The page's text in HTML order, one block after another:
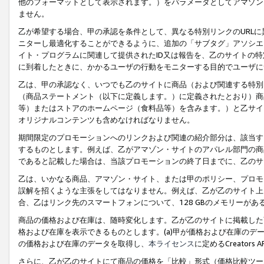
ません。
乙が希望する場合、甲の承認を条件として、異なる特別リンクのURL
ニターし最適化することができるように、追加の「サブタグ」アソシ
イト・プログラムに関連して提供されたID又は報告を、乙のサイトの
に到着したときに、かかるユーザの行動をモニターする目的でユーザ
乙は、甲の承認なく、いつでも乙のサイトに商品（および関連する特
（商品ステートメント（以下に定義します。）に定義されたとおり
等）またはストアのホームページ（食料品等）を含みます。）と乙サ
オリジナルコンテンツも含めなければなりません。
期間限定のプロモーションへのリンクおよび関連の紹介部分は、該当
するものとします。例えば、乙がアマゾン・サイトのアパレル部門の
であると記載した場合は、当該プロモーションの終了日までに、乙の
乙は、いかなる商品、アマゾン・サイト、または甲のポリシー、プロ
誤解を招くような主張をしてはなりません。例えば、乙が乙のサイト
合、乙はリンク先のスマートフォンについて、128 GBのメモリーがあ
商品の価格および在庫は、随時変化します。乙が乙のサイトに掲載し
格および在庫を表示できるものとします。(a)甲が価格および在庫の
の価格および在庫のデータを取得し、 本ライセンスに定めるCreators
さらに、乙が乙のサイトにて商品の価格を「比較」形式（価格比較ツ